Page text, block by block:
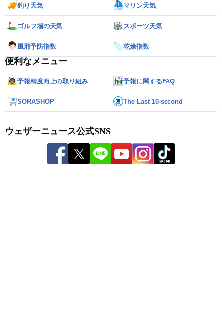
釣り天気 マリン天気
ゴルフ場の天気 スポーツ天気
風邪予防指数 乾燥指数
便利なメニュー
予報精度向上の取り組み 予報に関するFAQ
SORASHOP The Last 10-second
ウェザーニュース公式SNS